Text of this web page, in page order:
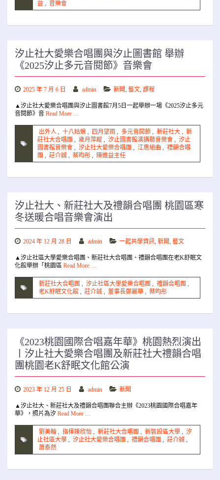
益 , 音樂會
汐止社大愛樂合唱團與汐止圖書館 舉辦
《2025汐止多元音閱節》音樂會
2025 年 7 月 6 日 admin 新聞, 藝文, 課程
▲汐止社大愛樂合唱團與汐止圖書館7月5日一起舉辦一場《2025汐止多元
音閱節》音 Read More …
出外人 , 十八姑娘 , 四月望雨 , 多元音閱節 , 新莊社大 , 新
莊社大合唱團 , 歲月萍蹤 , 汐止圖書館演講聽音樂會 , 汐止
圖書館音樂會 , 汐止社大愛樂合唱團 , 江惠組曲 , 禮韻合唱
團 , 莊介誠 , 蔡昀彤 , 陳進益主任
汐止社大、新莊社大及禮韻合唱團 桃園區寒
冬送暖合唱音樂會演出
2024 年 12 月 28 日 admin 一起共學資訊, 新聞, 藝文
▲汐止社區大學愛樂合唱團、新莊社大合唱團、禮韻合唱團在老K舒眠文
化館舉辦「桃園區 Read More …
新莊社大合唱團 , 汐止社區大學愛樂合唱團 , 禮韻合唱團 ,
老K舒眠文化館 , 莊介誠 , 董事長鄭麗華 , 蔡昀彤
《2023桃園國際合唱嘉年華》桃園熱烈演出
〡汐止社大愛樂合唱團及新莊社大禮韻合唱
團桃園老K舒眠文化館公演
2023 年 12 月 25 日 admin 新聞
▲汐止社大、新莊社大及禮韻合唱團聯合主辦《2023桃園國際合唱嘉年
華》，照片為汐 Read More …
劉美輪 , 指揮陳欣怡 , 新莊社大合唱團 , 新裝設區大學 , 汐
止社區大學 , 汐止社大愛樂合唱團 , 禮韻合唱團 , 莊介誠 ,
蕭泰然